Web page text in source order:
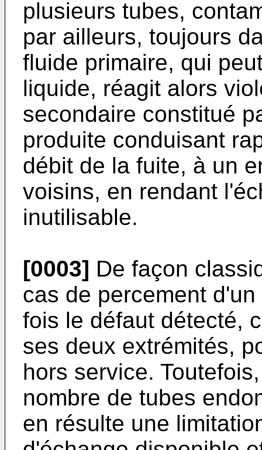
plusieurs tubes,
par ailleurs, toujours
fluide primaire, qui
liquide, réagit alors
secondaire constitué
produite conduisant
débit de la fuite, à un
voisins, en rendant
inutilisable.
[0003] De façon
cas de percement
fois le défaut détecté,
ses deux extrémités,
hors service.
nombre de tubes
en résulte une